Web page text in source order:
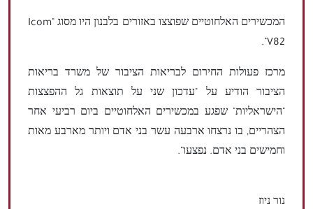
המכשירים האלחוטיים שפוצצו באזורים בלבנון היו מסוג "Icom
V82".
מרכז פעולות החירום לבריאות הציבור של משרד בריאות
הציבור הודיע ​​על "עדכון שני על תוצאות גל ההפצצות
"הישראליות" שפגע במכשירים האלחוטיים ביום רביעי אחר
הצהריים, בו נרצחו ארבעה עשר בני אדם ויותר מארבע מאות
וחמישים בני אדם. נפצעו".
נור ניוז